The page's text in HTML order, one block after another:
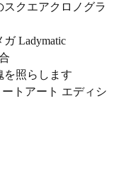
クエアクロノグラ
Ladymatic
を照らします
トアート エディシ